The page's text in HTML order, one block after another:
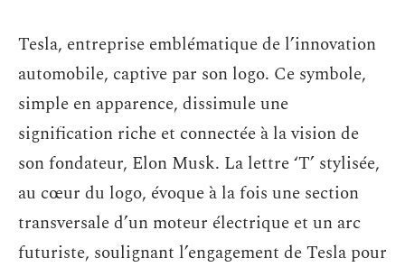
Tesla, entreprise emblématique de l’innovation
automobile, captive par son logo. Ce symbole,
simple en apparence, dissimule une
signification riche et connectée à la vision de
son fondateur, Elon Musk. La lettre ‘T’ stylisée,
au cœur du logo, évoque à la fois une section
transversale d’un moteur électrique et un arc
futuriste, soulignant l’engagement de Tesla pour